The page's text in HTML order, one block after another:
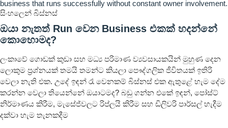
සිංහලෙන් බිස්නස්
ඔයා නැතත් Run වෙන Business එකක් හදන්නේ
කොහොමද?
ලංකාවේ ගොඩක් කුඩා සහ මධ්‍ය පරිමාණ ව්‍යවසායකයින් මුහුණ දෙන
ලොකුම ප්‍රශ්නයක් තමයි තමන්ට කියලා පෞද්ගලික ජීවිතයක් ඉතිරි
වෙලා නැති එක. උදේ ඉඳන් රෑ වෙනකම් බිස්නස් එක ඇතුළේ හැම දේම
කරන්න වෙලා තියෙන්නේ ඔයාටමද? බඩු ගන්න එකේ ඉඳන්, පෝස්ට්
නිර්මාණය කිරීම, මැසේජ්වලට රිප්ලයි කිරීම සහ ඩිලිවරි පාර්සල් හැදීම
දක්වා හැම තැනකදීම